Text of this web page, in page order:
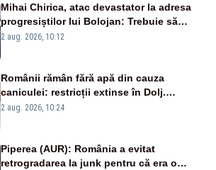
Mihai Chirica, atac devastator la adresa
progresiștilor lui Bolojan: Trebuie să
protejăm și natura, dar nu șținem omaneii
2 aug. 2026, 10:12
Românii rămân fără apă din cauza
caniculei: restricții extinse în Dolj.
Oamenii au „cu program la robinet”
2 aug. 2026, 10:24
Piperea (AUR): România a evitat
retrogradarea la junk pentru că era o